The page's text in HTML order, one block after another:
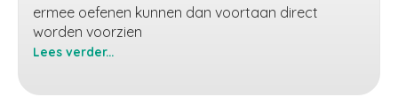
ermee oefenen kunnen dan voortaan direct
worden voorzien
Lees verder...